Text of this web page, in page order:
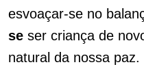
esvoaçar-se no
se ser criança de
natural da nossa paz.